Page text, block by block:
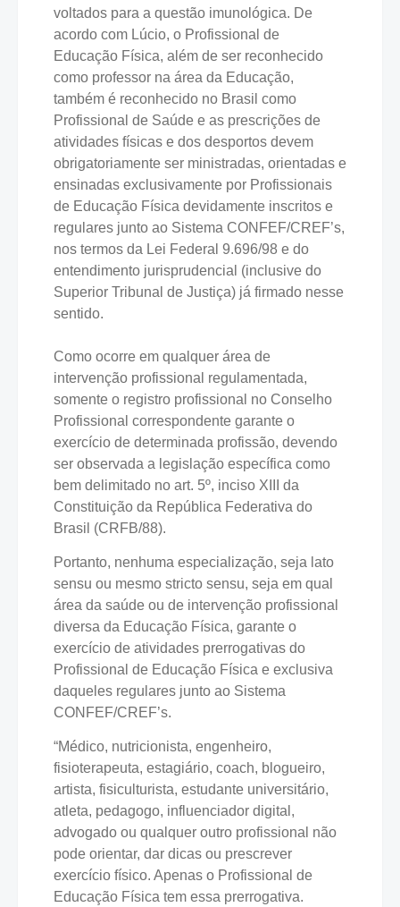
voltados para a questão imunológica. De
acordo com Lúcio, o Profissional de
Educação Física, além de ser reconhecido
como professor na área da Educação,
também é reconhecido no Brasil como
Profissional de Saúde e as prescrições de
atividades físicas e dos desportos devem
obrigatoriamente ser ministradas, orientadas e
ensinadas exclusivamente por Profissionais
de Educação Física devidamente inscritos e
regulares junto ao Sistema CONFEF/CREF’s,
nos termos da Lei Federal 9.696/98 e do
entendimento jurisprudencial (inclusive do
Superior Tribunal de Justiça) já firmado nesse
sentido.
Como ocorre em qualquer área de
intervenção profissional regulamentada,
somente o registro profissional no Conselho
Profissional correspondente garante o
exercício de determinada profissão, devendo
ser observada a legislação específica como
bem delimitado no art. 5º, inciso XIII da
Constituição da República Federativa do
Brasil (CRFB/88).
Portanto, nenhuma especialização, seja lato
sensu ou mesmo stricto sensu, seja em qual
área da saúde ou de intervenção profissional
diversa da Educação Física, garante o
exercício de atividades prerrogativas do
Profissional de Educação Física e exclusiva
daqueles regulares junto ao Sistema
CONFEF/CREF’s.
“Médico, nutricionista, engenheiro,
fisioterapeuta, estagiário, coach, blogueiro,
artista, fisiculturista, estudante universitário,
atleta, pedagogo, influenciador digital,
advogado ou qualquer outro profissional não
pode orientar, dar dicas ou prescrever
exercício físico. Apenas o Profissional de
Educação Física tem essa prerrogativa.